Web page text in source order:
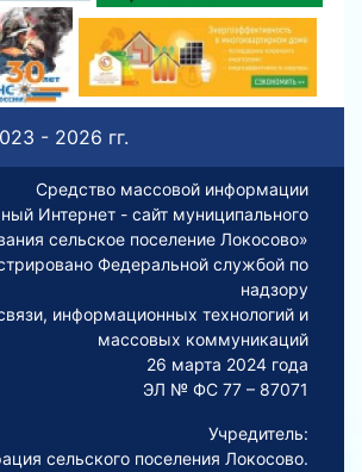
- 2026 гг.
Средство массовой информации
Интернет - сайт муниципального
сельское поселение Локосово»
Федеральной службой по
надзору
информационных технологий и
массовых коммуникаций
26 марта 2024 года
ЭЛ № ФС 77 – 87071
Учредитель:
сельского поселения Локосово.